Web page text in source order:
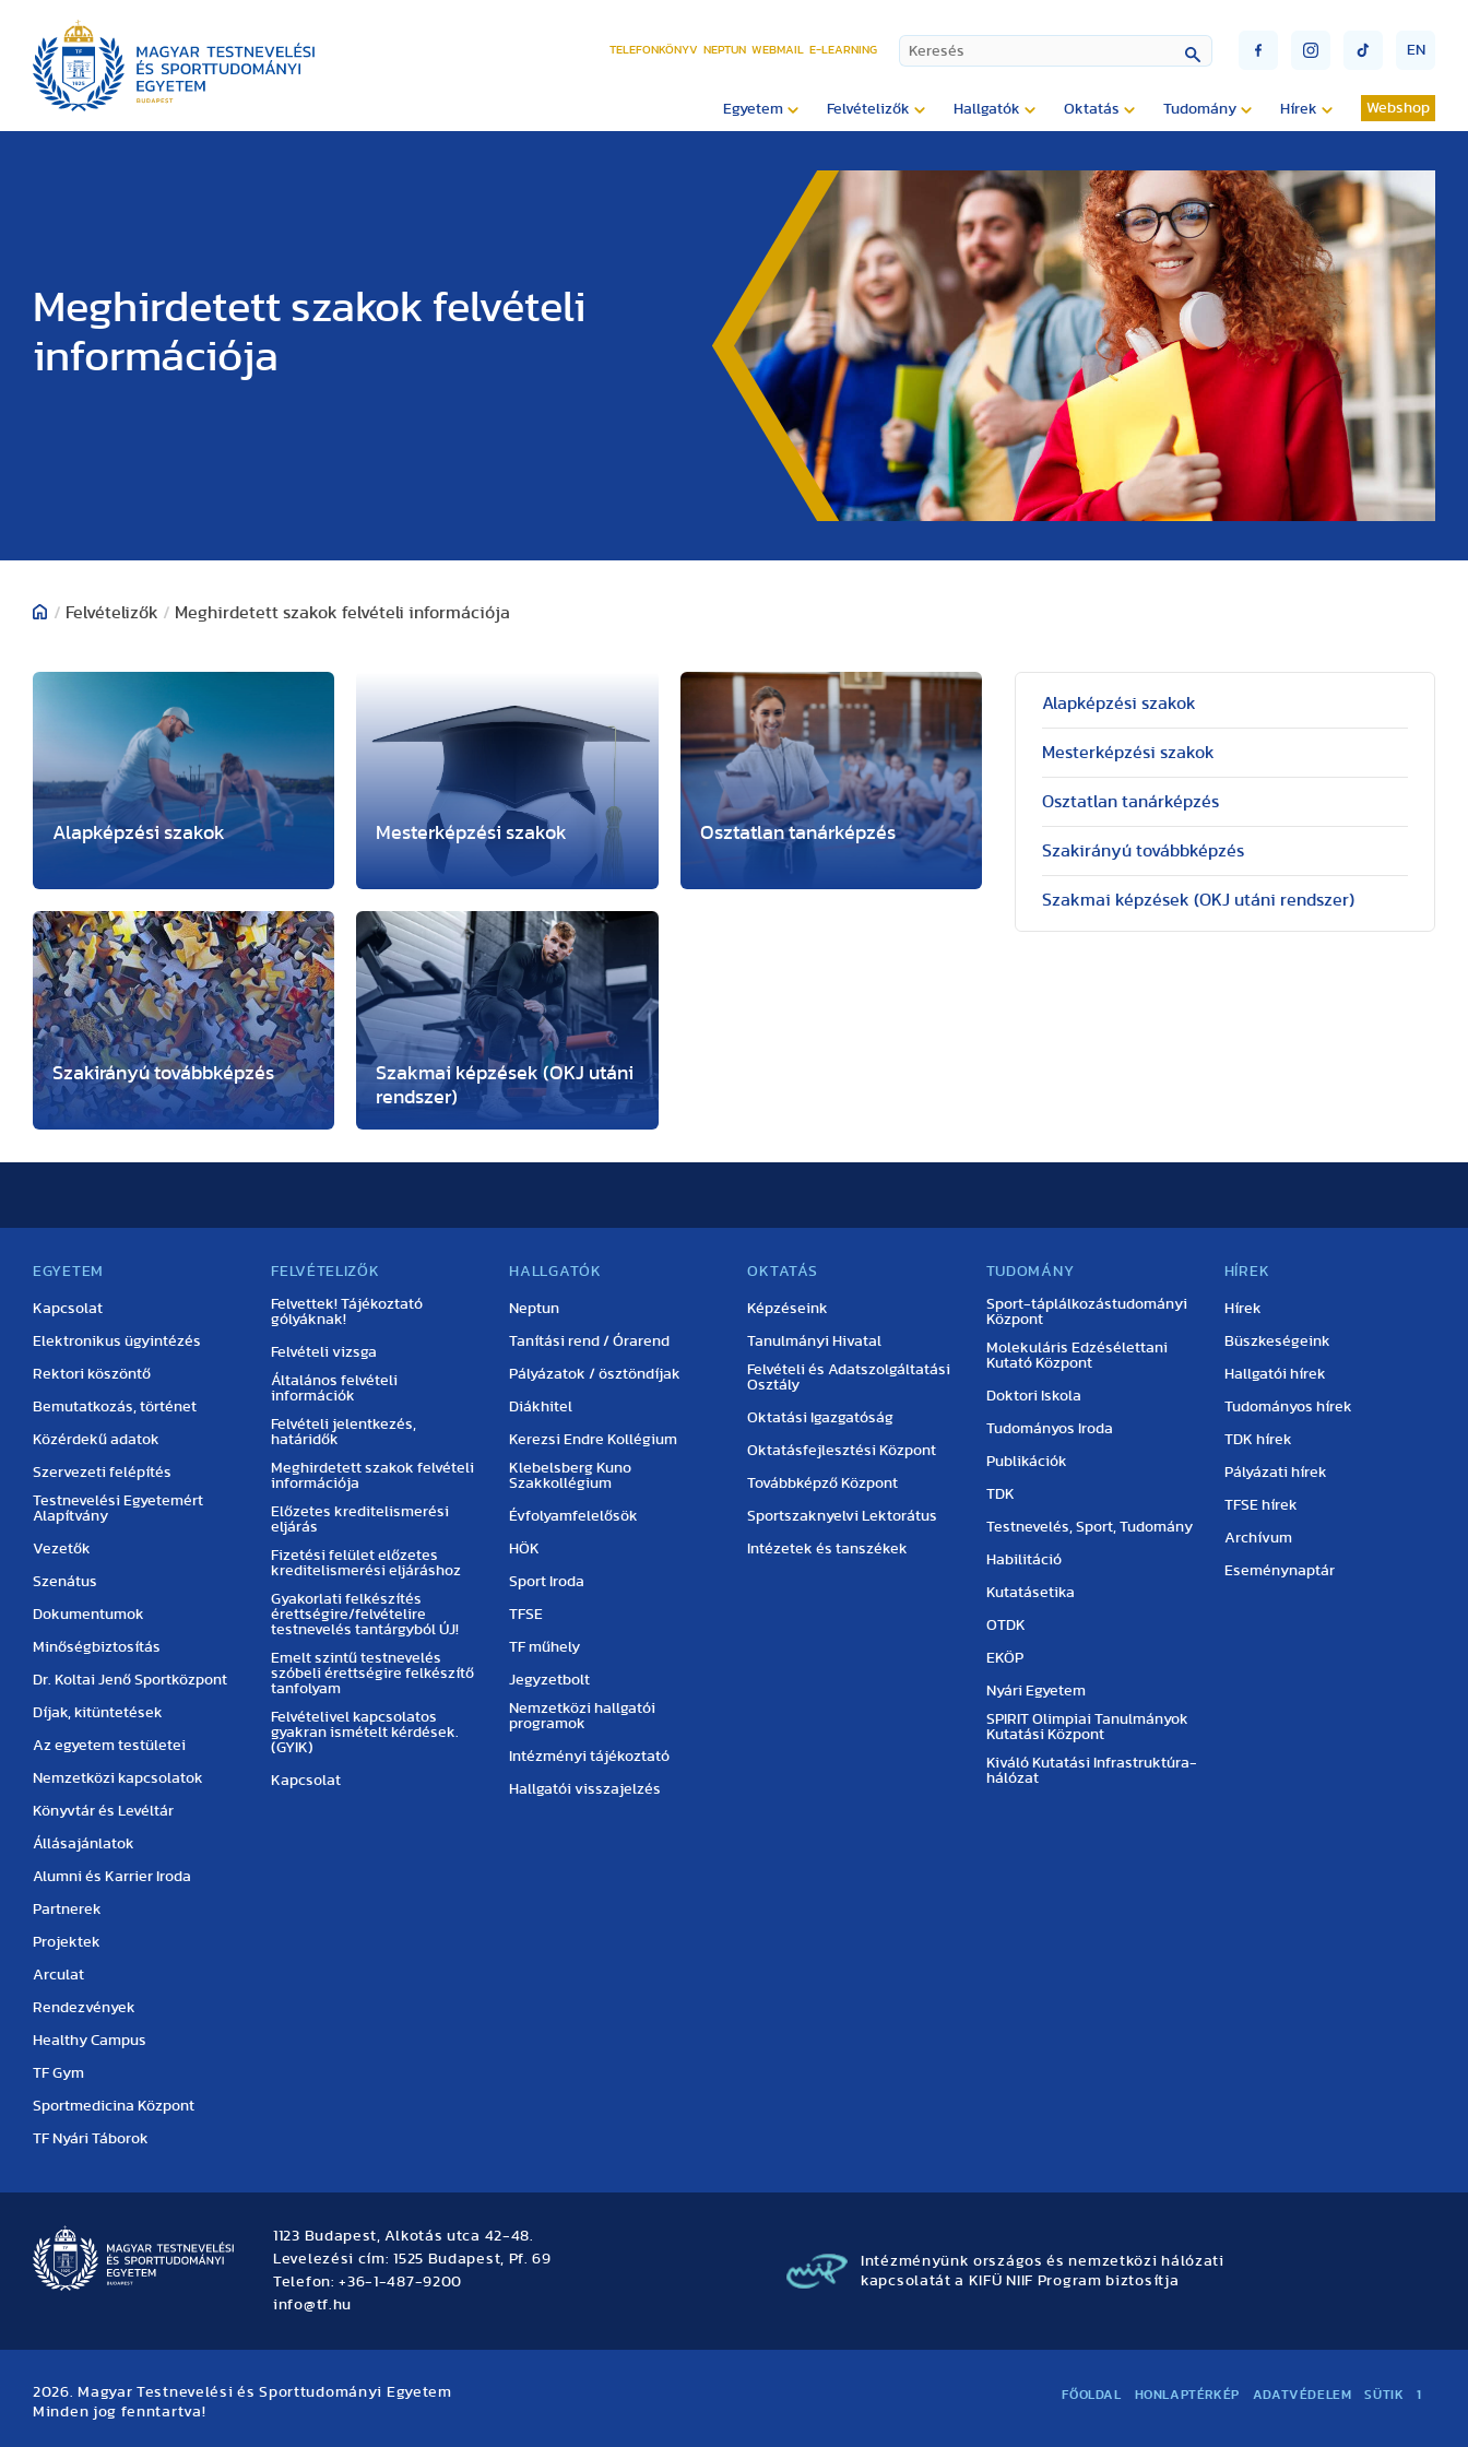
TELEFONKÖNYV NEPTUN WEBMAIL E-LEARNING EN
Egyetem Felvételizők Hallgatók Oktatás Tudomány Hírek Webshop
Meghirdetett szakok felvételi
információja
/ Felvételizők / Meghirdetett szakok felvételi információja
Alapképzési szakok Mesterképzési szakok Osztatlan tanárképzés
Szakirányú továbbképzés
Szakmai képzések (OKJ utáni
rendszer)
Alapképzési szakok
Mesterképzési szakok
Osztatlan tanárképzés
Szakirányú továbbképzés
Szakmai képzések (OKJ utáni rendszer)
EGYETEM
Kapcsolat
Elektronikus ügyintézés
Rektori köszöntő
Bemutatkozás, történet
Közérdekű adatok
Szervezeti felépítés
Testnevelési Egyetemért
Alapítvány
Vezetők
Szenátus
Dokumentumok
Minőségbiztosítás
Dr. Koltai Jenő Sportközpont
Díjak, kitüntetések
Az egyetem testületei
Nemzetközi kapcsolatok
Könyvtár és Levéltár
Állásajánlatok
Alumni és Karrier Iroda
Partnerek
Projektek
Arculat
Rendezvények
Healthy Campus
TF Gym
Sportmedicina Központ
TF Nyári Táborok
FELVÉTELIZŐK
Felvettek! Tájékoztató
gólyáknak!
Felvételi vizsga
Általános felvételi
információk
Felvételi jelentkezés,
határidők
Meghirdetett szakok felvételi
információja
Előzetes kreditelismerési
eljárás
Fizetési felület előzetes
kreditelismerési eljáráshoz
Gyakorlati felkészítés
érettségire/felvételire
testnevelés tantárgyból ÚJ!
Emelt szintű testnevelés
szóbeli érettségire felkészítő
tanfolyam
Felvételivel kapcsolatos
gyakran ismételt kérdések.
(GYIK)
Kapcsolat
HALLGATÓK
Neptun
Tanítási rend / Órarend
Pályázatok / ösztöndíjak
Diákhitel
Kerezsi Endre Kollégium
Klebelsberg Kuno
Szakkollégium
Évfolyamfelelősök
HÖK
Sport Iroda
TFSE
TF műhely
Jegyzetbolt
Nemzetközi hallgatói
programok
Intézményi tájékoztató
Hallgatói visszajelzés
OKTATÁS
Képzéseink
Tanulmányi Hivatal
Felvételi és Adatszolgáltatási
Osztály
Oktatási Igazgatóság
Oktatásfejlesztési Központ
Továbbképző Központ
Sportszaknyelvi Lektorátus
Intézetek és tanszékek
TUDOMÁNY
Sport-táplálkozástudományi
Központ
Molekuláris Edzésélettani
Kutató Központ
Doktori Iskola
Tudományos Iroda
Publikációk
TDK
Testnevelés, Sport, Tudomány
Habilitáció
Kutatásetika
OTDK
EKÖP
Nyári Egyetem
SPIRIT Olimpiai Tanulmányok
Kutatási Központ
Kiváló Kutatási Infrastruktúra-
hálózat
HÍREK
Hírek
Büszkeségeink
Hallgatói hírek
Tudományos hírek
TDK hírek
Pályázati hírek
TFSE hírek
Archívum
Eseménynaptár
1123 Budapest, Alkotás utca 42-48.
Levelezési cím: 1525 Budapest, Pf. 69
Telefon: +36-1-487-9200
info@tf.hu
Intézményünk országos és nemzetközi hálózati
kapcsolatát a KIFÜ NIIF Program biztosítja
2026. Magyar Testnevelési és Sporttudományi Egyetem
Minden jog fenntartva!
FŐOLDAL HONLAPTÉRKÉP ADATVÉDELEM SÜTIK 1